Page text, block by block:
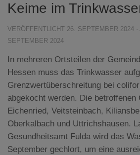
Keime im
VERÖFFENTLICHT 26. SEPTEMBER 2024
SEPTEMBER 2024
In mehreren Ortsteilen der
Hessen muss das Trinkwasser
Grenzwertüberschreitung bei
abgekocht werden. Die
Eichenried, Veitsteinbach,
Oberkalbach und Uttrichshausen.
Gesundheitsamt Fulda wird das
September gechlort, um eine